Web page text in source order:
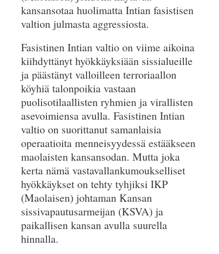
kansansotaa huolimatta Intian fasistisen
valtion julmasta aggressiosta.
Fasistinen Intian valtio on viime aikoina
kiihdyttänyt hyökkäyksiään sissialueille
ja päästänyt valloilleen terroriaallon
köyhiä talonpoikia vastaan
puolisotilaallisten ryhmien ja virallisten
asevoimiensa avulla. Fasistinen Intian
valtio on suorittanut samanlaisia
operaatioita menneisyydessä estääkseen
maolaisten kansansodan. Mutta joka
kerta nämä vastavallankumoukselliset
hyökkäykset on tehty tyhjiksi IKP
(Maolaisen) johtaman Kansan
sissivapautusarmeijan (KSVA) ja
paikallisen kansan avulla suurella
hinnalla.